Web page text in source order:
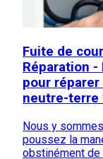
Fuite de
Réparation
pour
neutre-terre
Nous y
poussez la
obstinément de